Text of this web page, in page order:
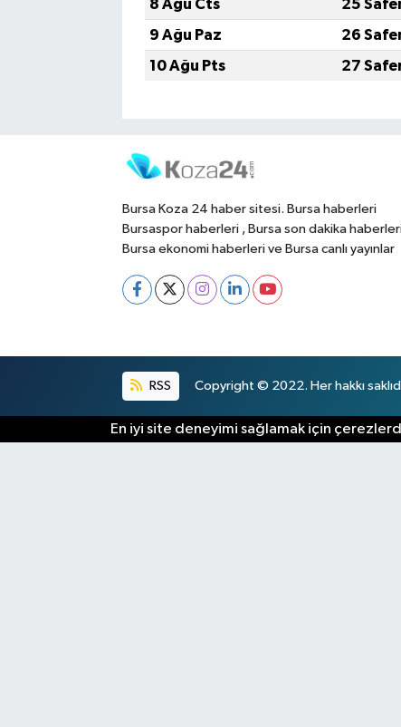
8 Ağu Cts
25
9 Ağu Paz
26
10 Ağu Pts
27
Bursa Koza 24 haber sitesi. Bursa haberleri
Bursaspor haberleri , Bursa son dakika
Bursa ekonomi haberleri ve Bursa canlı yayınlar
RSS Copyright © 2022. Her hakkı
En iyi site deneyimi sağlamak için